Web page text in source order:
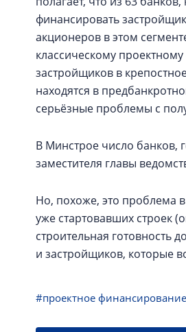
финансировать
акционеров в этом
классическому
застройщиков в
находятся в
серьёзные проблемы с
В Минстрое число банков,
заместителя главы
Но, похоже, это проблема
уже стартовавших строек
строительная готовность
и застройщиков, которые
#проектное финансирование